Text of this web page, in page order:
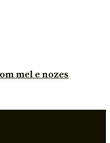
mel e nozes